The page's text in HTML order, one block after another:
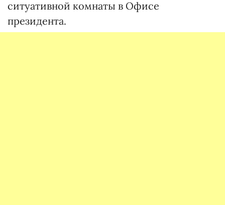
ситуативной комнаты в Офисе
президента.